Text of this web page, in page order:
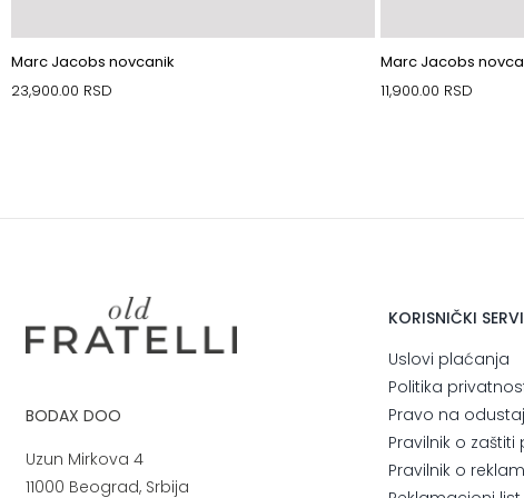
Marc Jacobs novcanik
23,900.00 RSD
Marc Jacobs
11,900.00 RSD
BODAX DOO
Uzun Mirkova 4
11000 Beograd, Srbija
KORISNIČKI
Uslovi plaćanja
Politika
Pravo na
Pravilnik o
Pravilnik o